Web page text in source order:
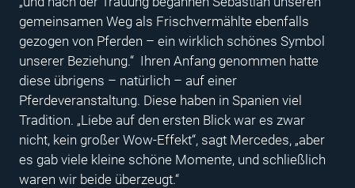
gemeinsamen Weg als Frischvermählte ebenfalls
gezogen von Pferden – ein wirklich schönes Symbol
unserer Beziehung.“ Ihren Anfang genommen hatte
diese übrigens – natürlich – auf einer
Pferdeveranstaltung. Diese haben in Spanien viel
Tradition. „Liebe auf den ersten Blick war es zwar
nicht, kein großer Wow-Effekt“, sagt Mercedes, „aber
es gab viele kleine schöne Momente, und schließlich
waren wir beide überzeugt.“